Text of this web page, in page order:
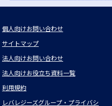
個人向けお問い合わせ
サイトマップ
法人向けお問い合わせ
法人向けお役立ち資料一覧
利用規約
レバレジーズグループ・プライバシ